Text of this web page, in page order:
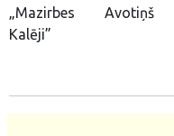
„Mazirbes
Kalēji”
Avotiņš